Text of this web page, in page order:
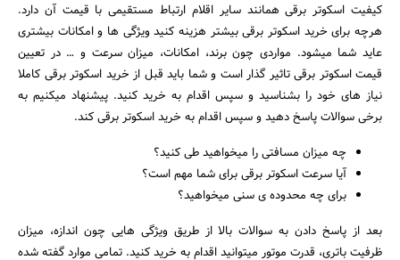
کیفیت اسکوتر برقی همانند سایر اقلام ارتباط مستقیمی با قیمت آن دارد.
هرچه برای خرید اسکوتر برقی بیشتر هزینه کنید ویژگی ها و امکانات بیشتری
عاید شما میشود. مواردی چون برند، امکانات، میزان سرعت و … در تعیین
قیمت اسکوتر برقی تاثیر گذار است و شما باید قبل از خرید اسکوتر برقی کاملا
نیاز های خود را بشناسید و سپس اقدام به خرید کنید. پیشنهاد میکنیم به
برخی سوالات پاسخ دهید و سپس اقدام به خرید اسکوتر برقی کند.
چه میزان مسافتی را میخواهید طی کنید؟
آیا سرعت اسکوتر برقی برای شما مهم است؟
برای چه محدوده ی سنی میخواهید؟
بعد از پاسخ دادن به سوالات بالا از طریق ویژگی هایی چون اندازه، میزان
ظرفیت باتری، قدرت موتور میتوانید اقدام به خرید کنید. تمامی موارد گفته شده